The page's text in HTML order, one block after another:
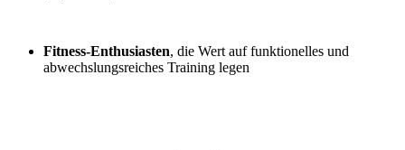
Fitness-Enthusiasten, die Wert auf funktionelles und
abwechslungsreiches Training legen